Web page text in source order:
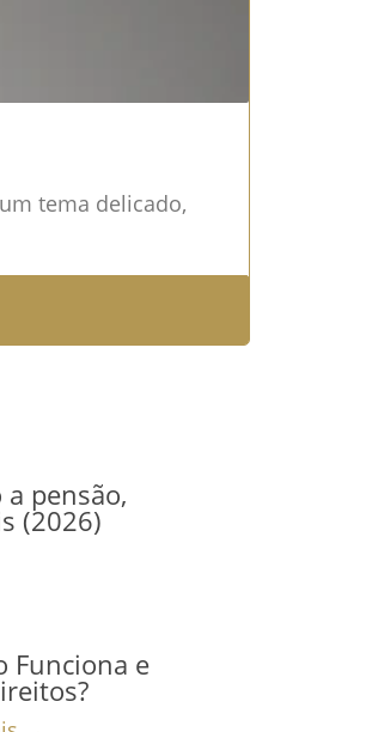
tema delicado,
pensão,
(2026)
Funciona e